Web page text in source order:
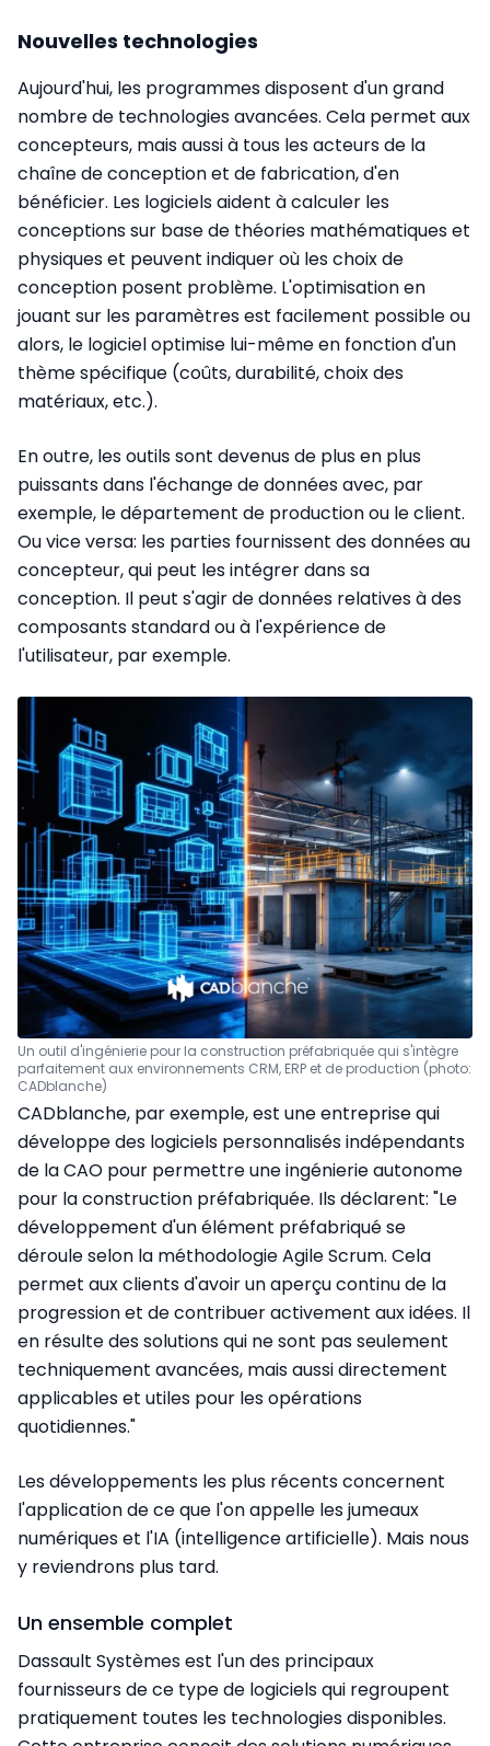
Nouvelles technologies
Aujourd'hui, les programmes disposent d'un grand
nombre de technologies avancées. Cela permet aux
concepteurs, mais aussi à tous les acteurs de la
chaîne de conception et de fabrication, d'en
bénéficier. Les logiciels aident à calculer les
conceptions sur base de théories mathématiques et
physiques et peuvent indiquer où les choix de
conception posent problème. L'optimisation en
jouant sur les paramètres est facilement possible ou
alors, le logiciel optimise lui-même en fonction d'un
thème spécifique (coûts, durabilité, choix des
matériaux, etc.).
En outre, les outils sont devenus de plus en plus
puissants dans l'échange de données avec, par
exemple, le département de production ou le client.
Ou vice versa: les parties fournissent des données au
concepteur, qui peut les intégrer dans sa
conception. Il peut s'agir de données relatives à des
composants standard ou à l'expérience de
l'utilisateur, par exemple.
Un outil d'ingénierie pour la construction préfabriquée qui s'intègre
parfaitement aux environnements CRM, ERP et de production (photo:
CADblanche)
CADblanche, par exemple, est une entreprise qui
développe des logiciels personnalisés indépendants
de la CAO pour permettre une ingénierie autonome
pour la construction préfabriquée. Ils déclarent: "Le
développement d'un élément préfabriqué se
déroule selon la méthodologie Agile Scrum. Cela
permet aux clients d'avoir un aperçu continu de la
progression et de contribuer activement aux idées. Il
en résulte des solutions qui ne sont pas seulement
techniquement avancées, mais aussi directement
applicables et utiles pour les opérations
quotidiennes."
Les développements les plus récents concernent
l'application de ce que l'on appelle les jumeaux
numériques et l'IA (intelligence artificielle). Mais nous
y reviendrons plus tard.
Un ensemble complet
Dassault Systèmes est l'un des principaux
fournisseurs de ce type de logiciels qui regroupent
pratiquement toutes les technologies disponibles.